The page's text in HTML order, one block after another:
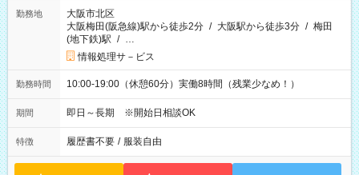
勤務地
大阪市北区
大阪梅田(阪急線)駅から徒歩2分 / 大阪駅から徒歩3分 / 梅田
(地下鉄)駅 / …
情報処理サ－ビス
勤務時間 10:00-19:00（休憩60分）実働8時間（残業少なめ！）
期間 即日～長期 ※開始日相談OK
特徴 履歴書不要 / 服装自由